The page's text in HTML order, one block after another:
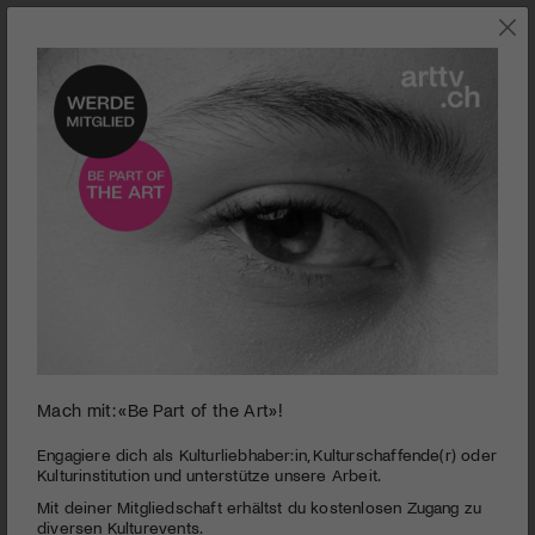
JETZT IM KINO
seconds
minute,
40
Quan'an.
PUBLIZIERT AM 21. JANUAR 2020
Mach mit: «Be Part of the Art»!
Engagiere dich als Kulturliebhaber:in, Kulturschaffende(r) oder
Kulturinstitution und unterstütze unsere Arbeit.
Mit deiner Mitgliedschaft erhältst du kostenlosen Zugang zu
diversen Kulturevents.